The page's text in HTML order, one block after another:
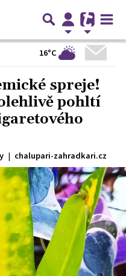
16°C
spreje!
pohltí
| chalupari-zahradkari.cz